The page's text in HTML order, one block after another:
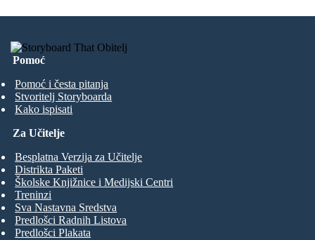
Pomoć
Pomoć i česta pitanja
Stvoritelj Storyboarda
Kako ispisati
Za Učitelje
Besplatna Verzija za Učitelje
Distrikta Paketi
Školske Knjižnice i Medijski Centri
Treninzi
Sva Nastavna Sredstva
Predlošci Radnih Listova
Predlošci Plakata